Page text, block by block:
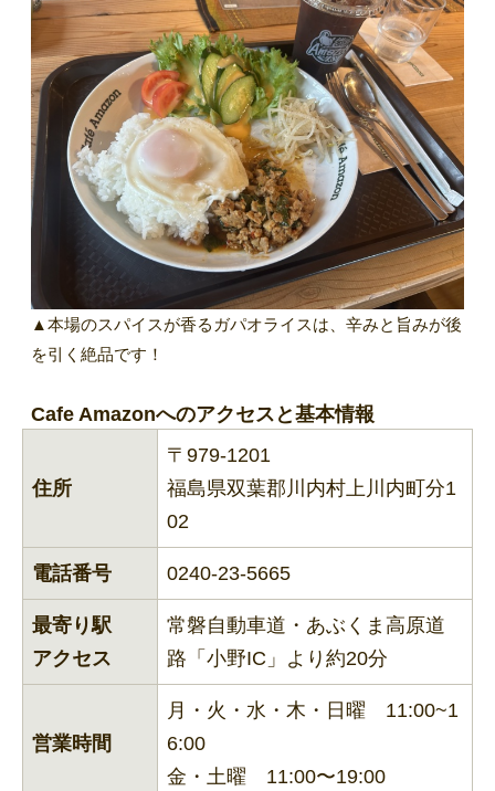
▲本場のスパイスが香るガパオライスは、辛みと旨みが後
を引く絶品です！
Cafe Amazonへのアクセスと基本情報
住所
〒979-1201
福島県双葉郡川内村上川内町分1
02
電話番号 0240-23-5665
最寄り駅
アクセス
常磐自動車道・あぶくま高原道
路「小野IC」より約20分
営業時間
月・火・水・木・日曜 11:00~1
6:00
金・土曜 11:00〜19:00